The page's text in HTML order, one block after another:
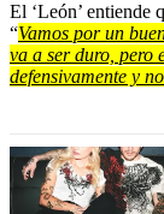
El ‘León’ entiende
“Vamos por un
va a ser duro, pero
defensivamente y